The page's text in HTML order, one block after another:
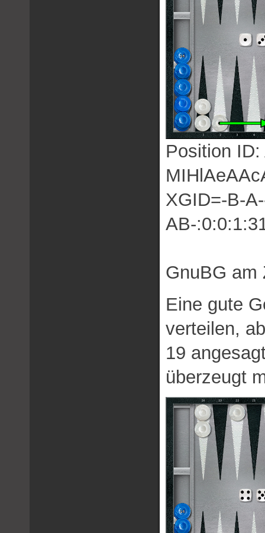
Position
XGID=-B-
AB-
GnuBG am
Eine gute
verteilen,
19
überzeugt